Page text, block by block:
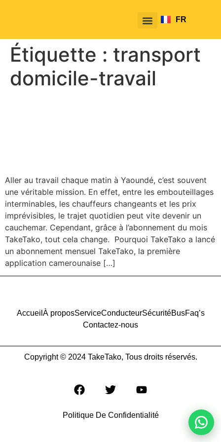
FR
EN
Étiquette : transport
domicile-travail
Aller au travail chaque matin à Yaoundé, c’est souvent
une véritable mission. En effet, entre les embouteillages
interminables, les chauffeurs changeants et les prix
imprévisibles, le trajet quotidien peut vite devenir un
cauchemar. Cependant, grâce à l’abonnement du mois
TakeTako, tout cela change. Pourquoi TakeTako a lancé
un abonnement mensuel TakeTako, la première
application camerounaise […]
Accueil À proposServiceConducteurSécuritéBusFaq’s
Contactez-nous
Copyright © 2024 TakeTako, Tous droits réservés.
Politique De Confidentialité